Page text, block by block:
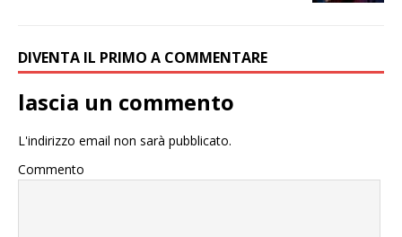
DIVENTA IL PRIMO A COMMENTARE
lascia un commento
L'indirizzo email non sarà pubblicato.
Commento